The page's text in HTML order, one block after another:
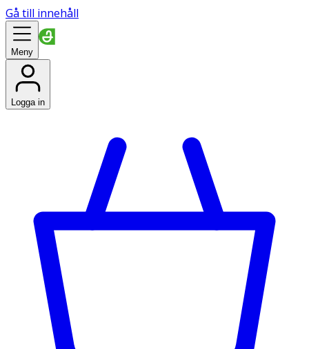
Gå till innehåll
Meny
Logga in